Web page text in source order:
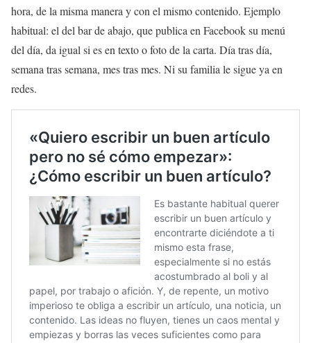
hora, de la misma manera y con el mismo contenido. Ejemplo
habitual: el del bar de abajo, que publica en Facebook su menú
del día, da igual si es en texto o foto de la carta. Día tras día,
semana tras semana, mes tras mes. Ni su familia le sigue ya en
redes.